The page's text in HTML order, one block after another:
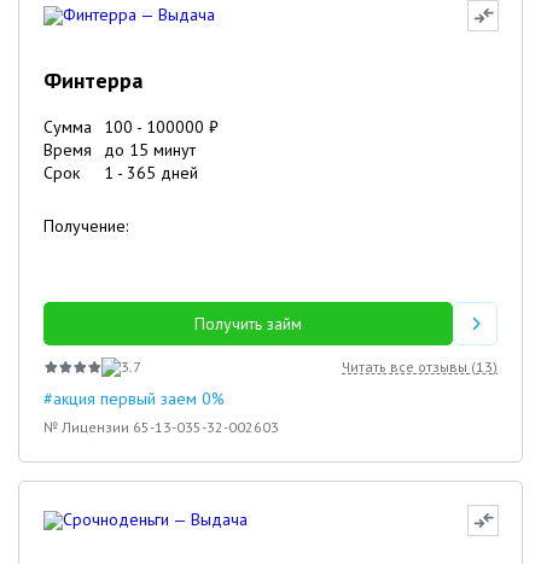
Финтерра
Сумма 100 - 100000 ₽
Время
до 15 минут
Срок
1 - 365 дней
Получение:
Получить займ
3.7 Читать все отзывы (13)
#акция первый заем 0%
№ Лицензии 65-13-035-32-002603